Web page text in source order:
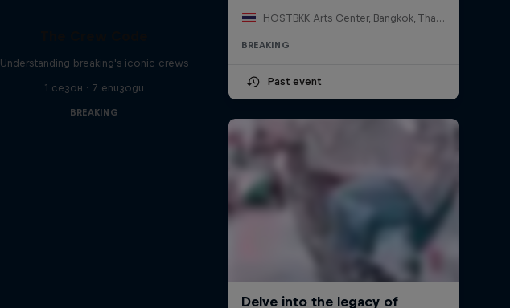
HOSTBKK Arts Center, Bangkok, Thailand
BREAKING
Past event
Understanding breaking's iconic crews
1 сезон · 7 епизоди
BREAKING